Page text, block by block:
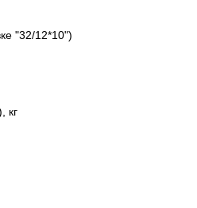
"32/12*10")
кг